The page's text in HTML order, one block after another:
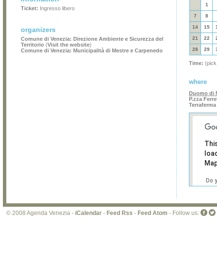
Ticket: Ingresso libero
organizers
Comune di Venezia: Direzione Ambiente e Sicurezza del
Territorio (Visit the website)
Comune di Venezia: Municipalità di Mestre e Carpenedo
1
7 8
14 15
21 22
28 29
Time:
where
Duomo di
P.zza
Terraferma
Do
© 2008 Agenda Venezia - iCalendar - Feed Rss - Feed Atom - Follow us: